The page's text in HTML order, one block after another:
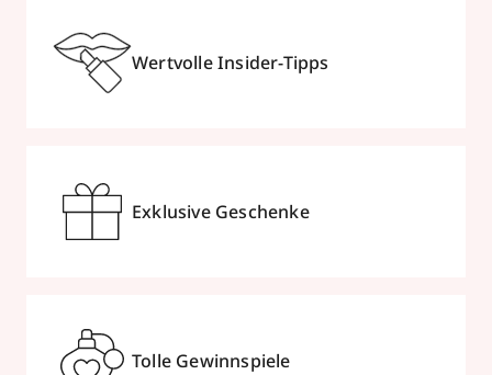
Wertvolle Insider-Tipps
Exklusive Geschenke
Tolle Gewinnspiele